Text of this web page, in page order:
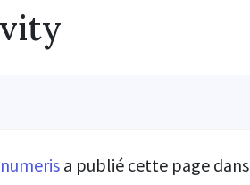
a publié cette page dans